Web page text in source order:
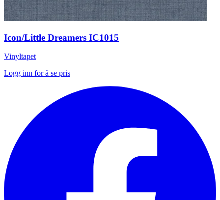
Icon/Little Dreamers IC1015
Vinyltapet
Logg inn for å se pris